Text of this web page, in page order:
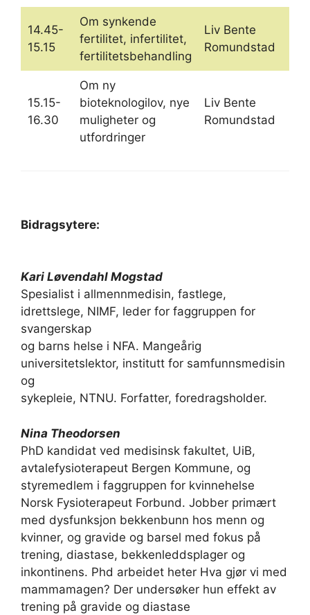
14.45-
15.15
Om synkende
fertilitet, infertilitet,
fertilitetsbehandling
Liv Bente
Romundstad
15.15-
16.30
Om ny
bioteknologilov, nye
muligheter og
utfordringer
Liv Bente
Romundstad
Bidragsytere:
Kari Løvendahl Mogstad
Spesialist i allmennmedisin, fastlege,
idrettslege, NIMF, leder for faggruppen for
svangerskap
og barns helse i NFA. Mangeårig
universitetslektor, institutt for samfunnsmedisin
og
sykepleie, NTNU. Forfatter, foredragsholder.
Nina Theodorsen
PhD kandidat ved medisinsk fakultet, UiB,
avtalefysioterapeut Bergen Kommune, og
styremedlem i faggruppen for kvinnehelse
Norsk Fysioterapeut Forbund. Jobber primært
med dysfunksjon bekkenbunn hos menn og
kvinner, og gravide og barsel med fokus på
trening, diastase, bekkenleddsplager og
inkontinens. Phd arbeidet heter Hva gjør vi med
mammamagen? Der undersøker hun effekt av
trening på gravide og diastase